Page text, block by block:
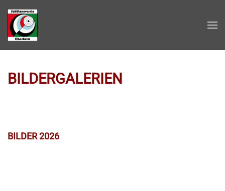
Zum Hauptinhalt springen
BILDERGALERIEN
BILDER 2026